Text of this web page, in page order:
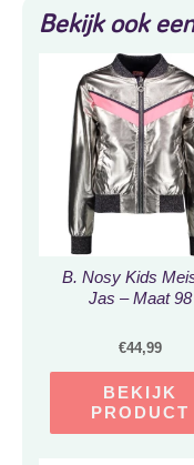
Bekijk ook
B. Nosy Kids
Jas – Maat 98
€44,99
BEKIJK
PRODUCT